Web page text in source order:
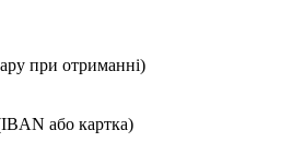
при отриманні)
або картка)